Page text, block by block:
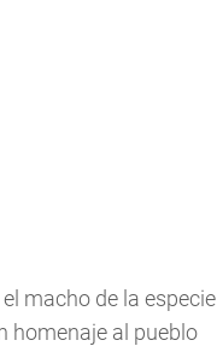
macho de la especie
homenaje al pueblo